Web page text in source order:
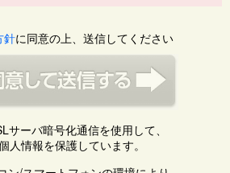
針に同意の上、送信してください
サーバ暗号化通信を使用して、
人情報を保護しています。